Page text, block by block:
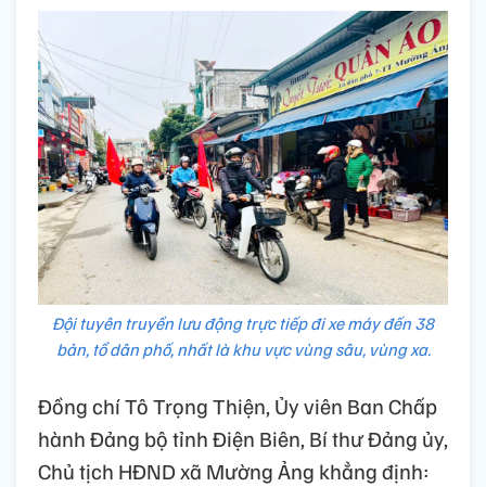
Đội tuyên truyền lưu động trực tiếp đi xe máy đến 38
bản, tổ dân phố, nhất là khu vực vùng sâu, vùng xa.
Đồng chí Tô Trọng Thiện, Ủy viên Ban Chấp
hành Đảng bộ tỉnh Điện Biên, Bí thư Đảng ủy,
Chủ tịch HĐND xã Mường Ảng khẳng định: